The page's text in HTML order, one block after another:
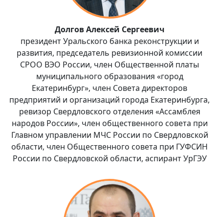
Долгов Алексей Сергеевич
президент Уральского банка реконструкции и
развития, председатель ревизионной комиссии
СРОО ВЭО России, член Общественной платы
муниципального образования «город
Екатеринбург», член Совета директоров
предприятий и организаций города Екатеринбурга,
ревизор Свердловского отделения «Ассамблея
народов России», член общественного совета при
Главном управлении МЧС России по Свердловской
области, член Общественного совета при ГУФСИН
России по Свердловской области, аспирант УрГЭУ